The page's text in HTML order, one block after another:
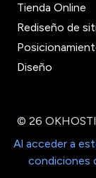
Tienda Online
Rediseño de
Diseño
© 26
Al acceder a
condiciones